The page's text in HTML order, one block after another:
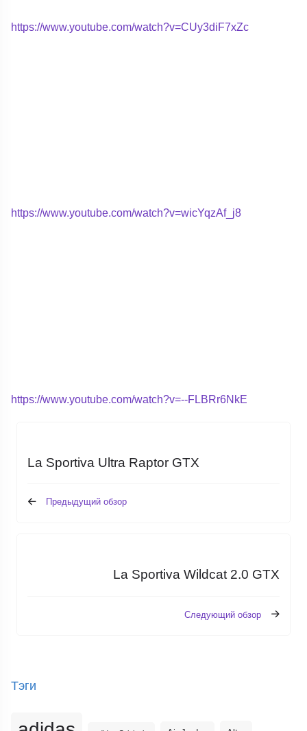
https://www.youtube.com/watch?v=CUy3diF7xZc
https://www.youtube.com/watch?v=wicYqzAf_j8
https://www.youtube.com/watch?v=--FLBRr6NkE
La Sportiva Ultra Raptor GTX
Предыдущий обзор
La Sportiva Wildcat 2.0 GTX
Следующий обзор
Тэги